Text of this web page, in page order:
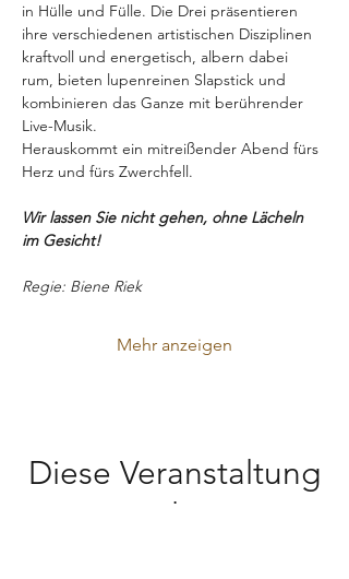
in Hülle und Fülle. Die Drei präsentieren
ihre verschiedenen artistischen Disziplinen
kraftvoll und energetisch, albern dabei
rum, bieten lupenreinen Slapstick und
kombinieren das Ganze mit berührender
Live-Musik.
Herauskommt ein mitreißender Abend fürs
Herz und fürs Zwerchfell.
Wir lassen Sie nicht gehen, ohne Lächeln
im Gesicht!
Regie: Biene Riek
Mehr anzeigen
Diese Veranstaltung
teilen